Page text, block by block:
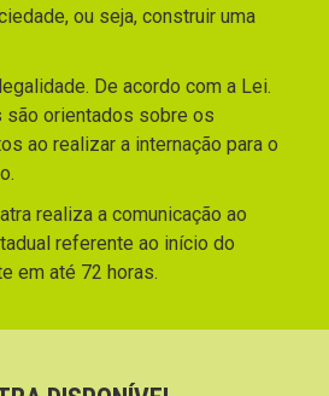
ou seja, construir uma
De acordo com a Lei.
orientados sobre os
ao realizar a internação para o
realiza a comunicação ao
referente ao início do
em até 72 horas.